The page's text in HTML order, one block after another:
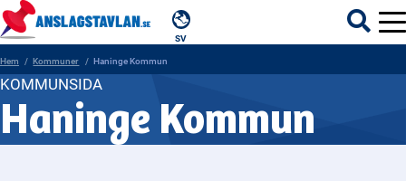
SV
ÄMNEN
Hem Kommuner Haninge Kommun
KOMMUNSIDA
Haninge Kommun